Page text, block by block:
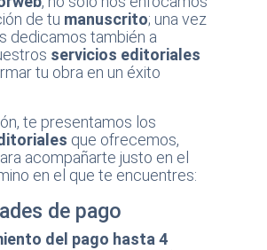
de tu manuscrito; una vez
dedicamos también a
servicios editoriales
tu obra en un éxito
te presentamos los
que ofrecemos,
acompañarte justo en el
en el que te encuentres:
de pago
del pago hasta 4